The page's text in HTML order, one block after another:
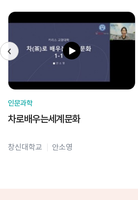
인문과학
차로배우는세계문화
창신대학교 안소영